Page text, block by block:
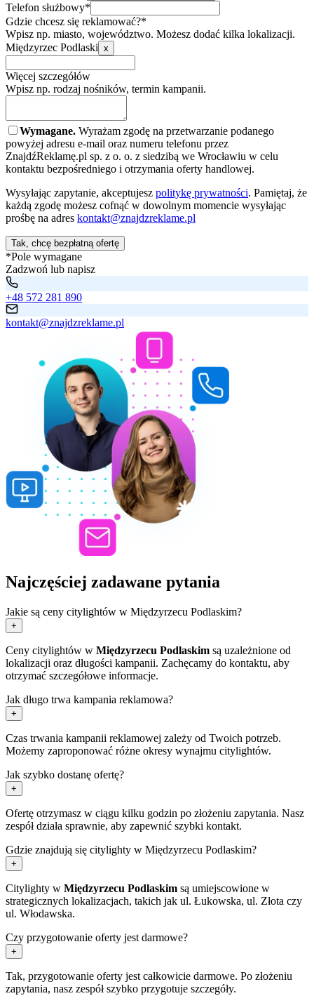
Telefon służbowy*
Gdzie chcesz się reklamować?*
Wpisz np. miasto, województwo. Możesz dodać kilka lokalizacji.
Międzyrzec Podlaski x
Więcej szczegółów
Wpisz np. rodzaj nośników, termin kampanii.
Wymagane. Wyrażam zgodę na przetwarzanie podanego
powyżej adresu e-mail oraz numeru telefonu przez
ZnajdźReklamę.pl sp. z o. o. z siedzibą we Wrocławiu w celu
kontaktu bezpośredniego i otrzymania oferty handlowej.
Wysyłając zapytanie, akceptujesz politykę prywatności. Pamiętaj, że
każdą zgodę możesz cofnąć w dowolnym momencie wysyłając
prośbę na adres kontakt@znajdzreklame.pl
Tak, chcę bezpłatną ofertę
*Pole wymagane
Zadzwoń lub napisz
+48 572 281 890
kontakt@znajdzreklame.pl
Najczęściej zadawane pytania
Jakie są ceny citylightów w Międzyrzecu Podlaskim?
+
Ceny citylightów w Międzyrzecu Podlaskim są uzależnione od
lokalizacji oraz długości kampanii. Zachęcamy do kontaktu, aby
otrzymać szczegółowe informacje.
Jak długo trwa kampania reklamowa?
+
Czas trwania kampanii reklamowej zależy od Twoich potrzeb.
Możemy zaproponować różne okresy wynajmu citylightów.
Jak szybko dostanę ofertę?
+
Ofertę otrzymasz w ciągu kilku godzin po złożeniu zapytania. Nasz
zespół działa sprawnie, aby zapewnić szybki kontakt.
Gdzie znajdują się citylighty w Międzyrzecu Podlaskim?
+
Citylighty w Międzyrzecu Podlaskim są umiejscowione w
strategicznych lokalizacjach, takich jak ul. Łukowska, ul. Złota czy
ul. Włodawska.
Czy przygotowanie oferty jest darmowe?
+
Tak, przygotowanie oferty jest całkowicie darmowe. Po złożeniu
zapytania, nasz zespół szybko przygotuje szczegóły.